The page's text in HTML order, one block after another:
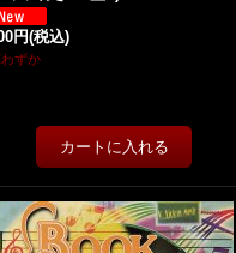
円(税込)
ずか